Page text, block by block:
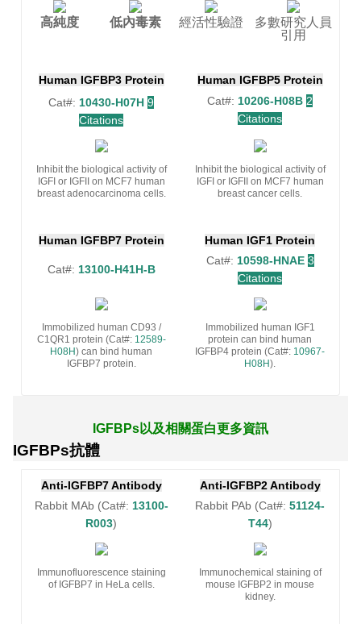
高純度 低內毒素 經活性驗證
多數研究人員
引用
Human IGFBP3 Protein
Human IGFBP5 Protein
Cat#: 10430-H07H 9
Citations
Cat#: 10206-H08B 2
Citations
Inhibit the biological activity of
IGFI or IGFII on MCF7 human
breast adenocarcinoma cells.
Inhibit the biological activity of
IGFI or IGFII on MCF7 human
breast cancer cells.
Human IGFBP7 Protein Human IGF1 Protein
Cat#: 13100-H41H-B
Cat#: 10598-HNAE 3
Citations
Immobilized human CD93 /
C1QR1 protein (Cat#: 12589-
H08H) can bind human
IGFBP7 protein.
Immobilized human IGF1
protein can bind human
IGFBP4 protein (Cat#: 10967-
H08H).
IGFBPs以及相關蛋白更多資訊
IGFBPs抗體
Anti-IGFBP7 Antibody
Anti-IGFBP2 Antibody
Rabbit MAb (Cat#: 13100-
R003)
Rabbit PAb (Cat#: 51124-
T44)
Immunofluorescence staining
of IGFBP7 in HeLa cells.
Immunochemical staining of
mouse IGFBP2 in mouse
kidney.